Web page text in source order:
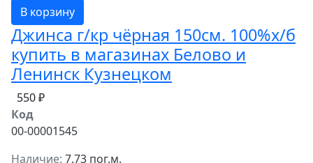
В корзину
Джинса г/кр чёрная 150см. 100%х/б
купить в магазинах Белово и
Ленинск Кузнецком
550 ₽
Код
00-00001545
Наличие: 7.73 пог.м.